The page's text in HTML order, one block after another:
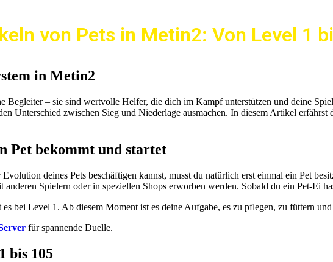
von Pets in Metin2: Von Level 1
in Metin2
Begleiter – sie sind wertvolle Helfer, die dich im Kampf unterstützen und deine
Unterschied zwischen Sieg und Niederlage ausmachen. In diesem Artikel
Pet bekommt und startet
deines Pets beschäftigen kannst, musst du natürlich erst einmal ein Pet
Spielern oder in speziellen Shops erworben werden. Sobald du ein Pet-Ei
bei Level 1. Ab diesem Moment ist es deine Aufgabe, es zu pflegen, zu füttern
für spannende Duelle.
bis 105